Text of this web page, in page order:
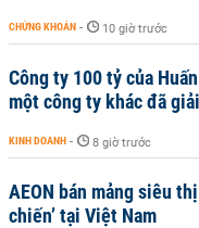
CHỨNG KHOÁN - 10 giờ trước
Công ty 100 tỷ của
một công ty khác đã
KINH DOANH - 8 giờ trước
AEON bán mảng siêu
chiến’ tại Việt Nam